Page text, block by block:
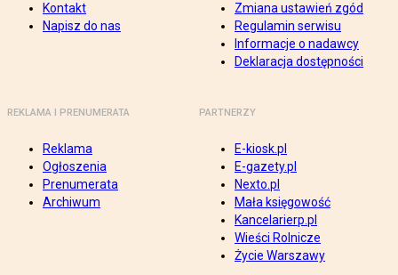
Kontakt
Napisz do nas
Zmiana ustawień zgód
Regulamin serwisu
Informacje o nadawcy
Deklaracja dostępności
REKLAMA I PRENUMERATA
Reklama
Ogłoszenia
Prenumerata
Archiwum
PARTNERZY
E-kiosk.pl
E-gazety.pl
Nexto.pl
Mała księgowość
Kancelarierp.pl
Wieści Rolnicze
Życie Warszawy